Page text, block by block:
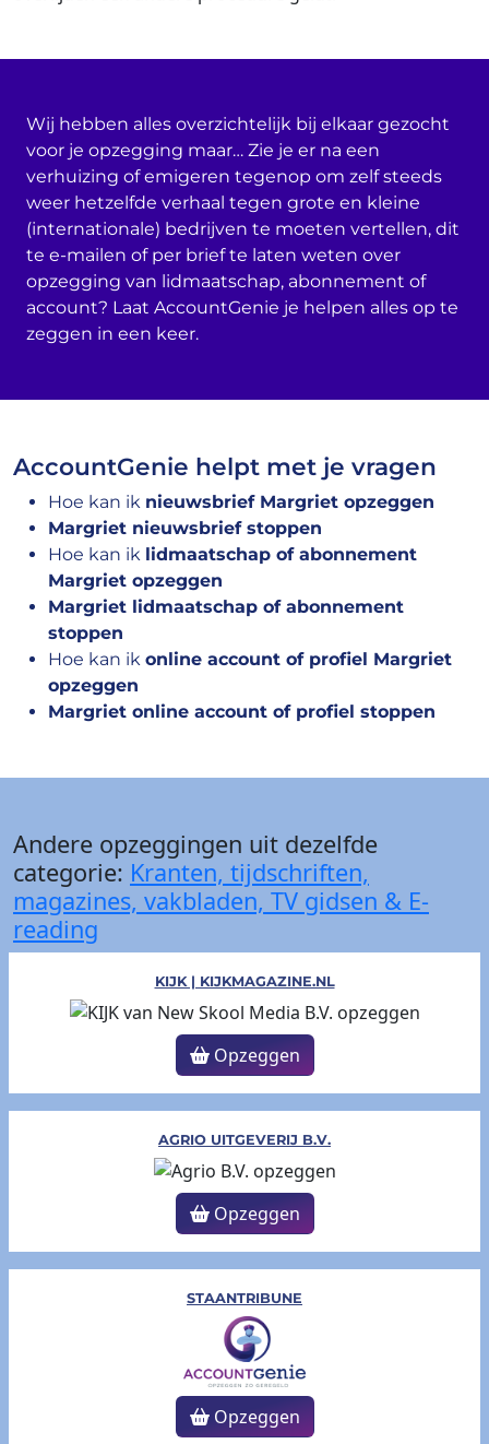
Wij hebben alles overzichtelijk bij elkaar gezocht
voor je opzegging maar… Zie je er na een
verhuizing of emigeren tegenop om zelf steeds
weer hetzelfde verhaal tegen grote en kleine
(internationale) bedrijven te moeten vertellen, dit
te e-mailen of per brief te laten weten over
opzegging van lidmaatschap, abonnement of
account? Laat AccountGenie je helpen alles op te
zeggen in een keer.
AccountGenie helpt met je vragen
Hoe kan ik nieuwsbrief Margriet opzeggen
Margriet nieuwsbrief stoppen
Hoe kan ik lidmaatschap of abonnement
Margriet opzeggen
Margriet lidmaatschap of abonnement
stoppen
Hoe kan ik online account of profiel Margriet
opzeggen
Margriet online account of profiel stoppen
Andere opzeggingen uit dezelfde
categorie: Kranten, tijdschriften,
magazines, vakbladen, TV gidsen & E-
reading
KIJK | KIJKMAGAZINE.NL
Opzeggen
AGRIO UITGEVERIJ B.V.
Opzeggen
STAANTRIBUNE
Opzeggen